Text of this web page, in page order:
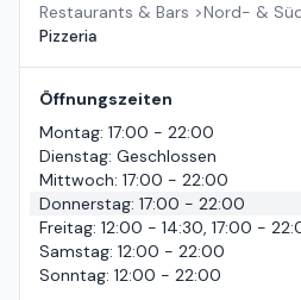
Restaurants & Bars >Nord- &
Pizzeria
Öffnungszeiten
Montag: 17:00 - 22:00
Dienstag: Geschlossen
Mittwoch: 17:00 - 22:00
Donnerstag: 17:00 - 22:00
Freitag: 12:00 - 14:30, 17:00 -
Samstag: 12:00 - 22:00
Sonntag: 12:00 - 22:00